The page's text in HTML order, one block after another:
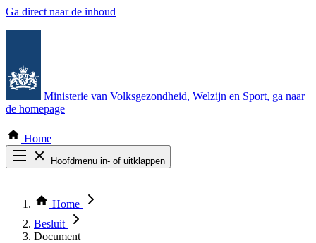
Ga direct naar de inhoud
Ministerie van Volksgezondheid, Welzijn en Sport, ga naar
de homepage
Home
Hoofdmenu in- of uitklappen
Thema COVID-19
Bekijk per bestuursorgaan
Home
Besluit
Document